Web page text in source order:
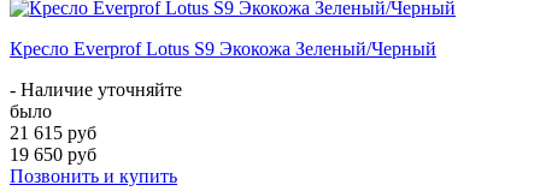
Кресло Everprof Lotus S9 Экокожа Зеленый/Черный
- Наличие уточняйте
было
21 615 руб
19 650 руб
Позвонить и купить